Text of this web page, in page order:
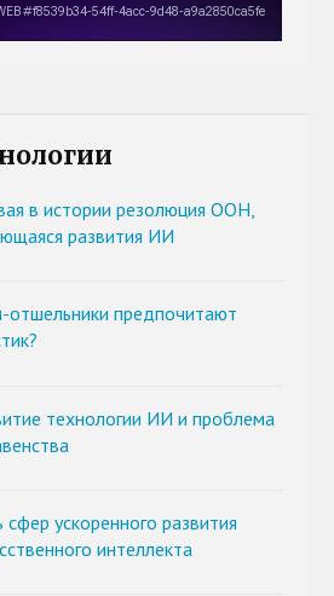
в истории резолюция ООН,
развития ИИ
отшельники предпочитают
технологии ИИ и проблема
сфер ускоренного развития
интеллекта